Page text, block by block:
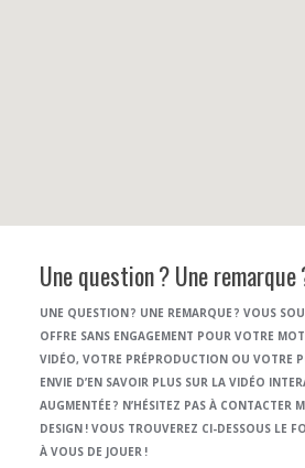
Une question ? Une remarque
UNE QUESTION ? UNE REMARQUE ? VOUS
OFFRE SANS ENGAGEMENT POUR VOTRE
VIDÉO, VOTRE PRÉPRODUCTION OU VOTRE
ENVIE D’EN SAVOIR PLUS SUR LA VIDÉO
AUGMENTÉE ? N’HÉSITEZ PAS À CONTACTER
DESIGN ! VOUS TROUVEREZ CI-DESSOUS LE
À VOUS DE JOUER !